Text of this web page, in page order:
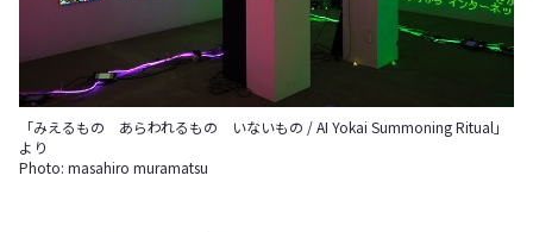
「みえるもの あらわれるもの いないもの / AI Yokai Summoning Ritual」
より
Photo: masahiro muramatsu